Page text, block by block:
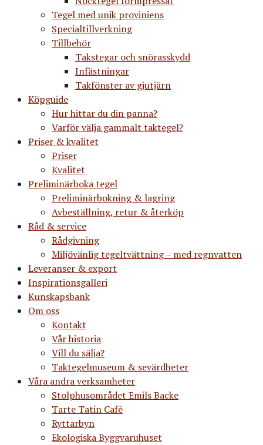
Tegel med unik proviniens
Specialtillverkning
Tillbehör
Takstegar och snörasskydd
Infästningar
Takfönster av gjutjärn
Köpguide
Hur hittar du din panna?
Varför välja gammalt taktegel?
Priser & kvalitet
Priser
Kvalitet
Preliminärboka tegel
Preliminärbokning & lagring
Avbeställning, retur & återköp
Råd & service
Rådgivning
Miljövänlig tegeltvättning – med regnvatten
Leveranser & export
Inspirationsgalleri
Kunskapsbank
Om oss
Kontakt
Vår historia
Vill du sälja?
Taktegelmuseum & sevärdheter
Våra andra verksamheter
Stolphusområdet Emils Backe
Tarte Tatin Café
Ryttarbyn
Ekologiska Byggvaruhuset